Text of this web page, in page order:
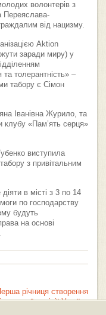
волонтерів з
Переяслава-
від нацизму.
Aktion
заради миру) у
толерантність» –
табору є Сімон
Іванівна Журило, та
клубу «Пам’ять серця»
виступила
з привітальним
в місті з 3 по 14
по господарству
будуть
на основі
Перша річниця створення
поліції України